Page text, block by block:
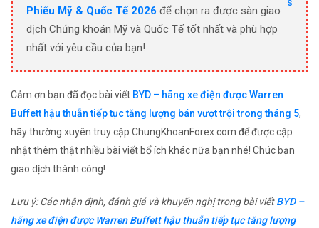
Phiếu Mỹ & Quốc Tế 2026 để chọn ra được sàn giao
dịch Chứng khoán Mỹ và Quốc Tế tốt nhất và phù hợp
nhất với yêu cầu của bạn!
Cảm ơn bạn đã đọc bài viết BYD – hãng xe điện được Warren
Buffett hậu thuẫn tiếp tục tăng lượng bán vượt trội trong tháng 5,
hãy thường xuyên truy cập ChungKhoanForex.com để được cập
nhật thêm thật nhiều bài viết bổ ích khác nữa bạn nhé! Chúc bạn
giao dịch thành công!
Lưu ý: Các nhận định, đánh giá và khuyến nghị trong bài viếtBYD –
hãng xe điện được Warren Buffett hậu thuẫn tiếp tục tăng lượng